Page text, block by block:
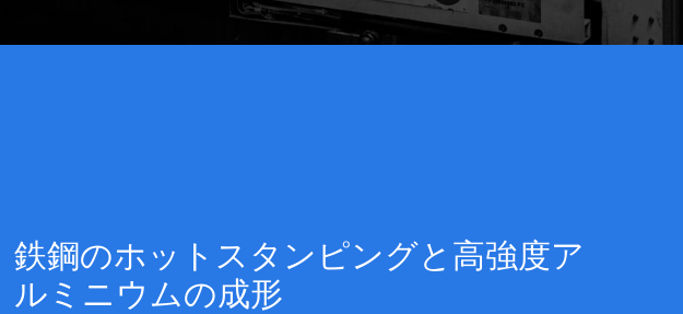
鉄鋼のホットスタンピングと高強度ア
ルミニウムの成形